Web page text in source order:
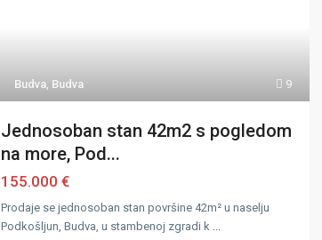
9
Budva, Budva
Jednosoban stan 42m2 s pogledom
na more, Pod...
155.000 €
Prodaje se jednosoban stan površine 42m² u naselju
Podkošljun, Budva, u stambenoj zgradi k ...